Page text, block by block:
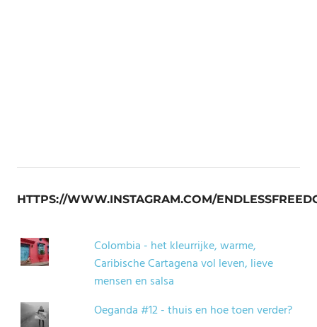
HTTPS://WWW.INSTAGRAM.COM/
Colombia - het kleurrijke, warme,
Caribische Cartagena vol leven, lieve
mensen en salsa
Oeganda #12 - thuis en hoe toen verder?